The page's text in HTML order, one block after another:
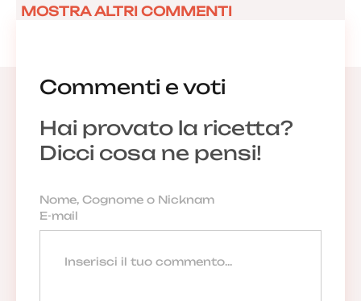
Commenti e voti
Hai provato la ricetta?
Dicci cosa ne pensi!
MOSTRA ALTRI COMMENTI